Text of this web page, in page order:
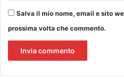
Salva il mio nome, email e sito
prossima volta che commento.